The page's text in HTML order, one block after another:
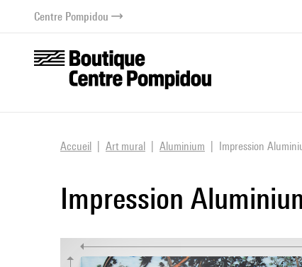
contenuCentre Pompidou
Accueil Art mural Aluminium Impression
Impression